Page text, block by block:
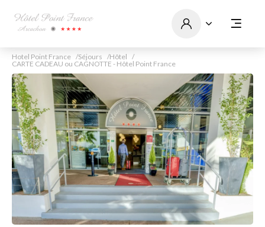
Hotel Point France Séjours
Hôtel
CARTE CADEAU ou CAGNOTTE - Hôtel Point France